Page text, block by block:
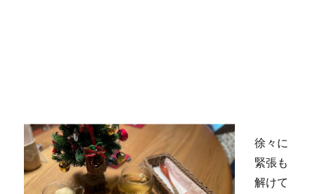
徐々に
緊張も
解けて